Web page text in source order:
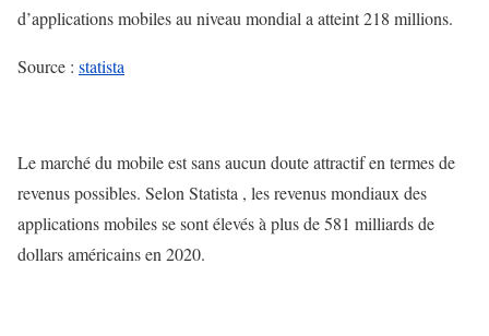
d’applications mobiles au niveau mondial a atteint 218 millions.
Source : statista
Le marché du mobile est sans aucun doute attractif en termes de
revenus possibles. Selon Statista , les revenus mondiaux des
applications mobiles se sont élevés à plus de 581 milliards de
dollars américains en 2020.